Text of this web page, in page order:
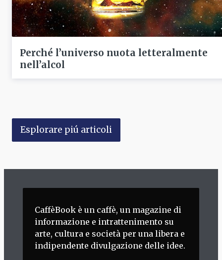
Perché l’universo nuota letteralmente
nell’alcol
Esplorare piú articoli
CaffèBook è un caffè, un magazine di
informazione e intrattenimento su
arte, cultura e società per una libera e
indipendente divulgazione delle idee.